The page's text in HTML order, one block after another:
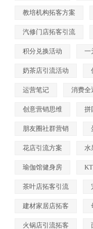
教培机构拓客方案
汽修门店拓客引流
积分兑换活动 一
奶茶店引流活动
运营笔记 消费全
创意营销思维 拼
朋友圈社群营销
花店引流方案 水
瑜伽馆健身房
茶叶店拓客引流
建材家居店拓客
火锅店引流拓客